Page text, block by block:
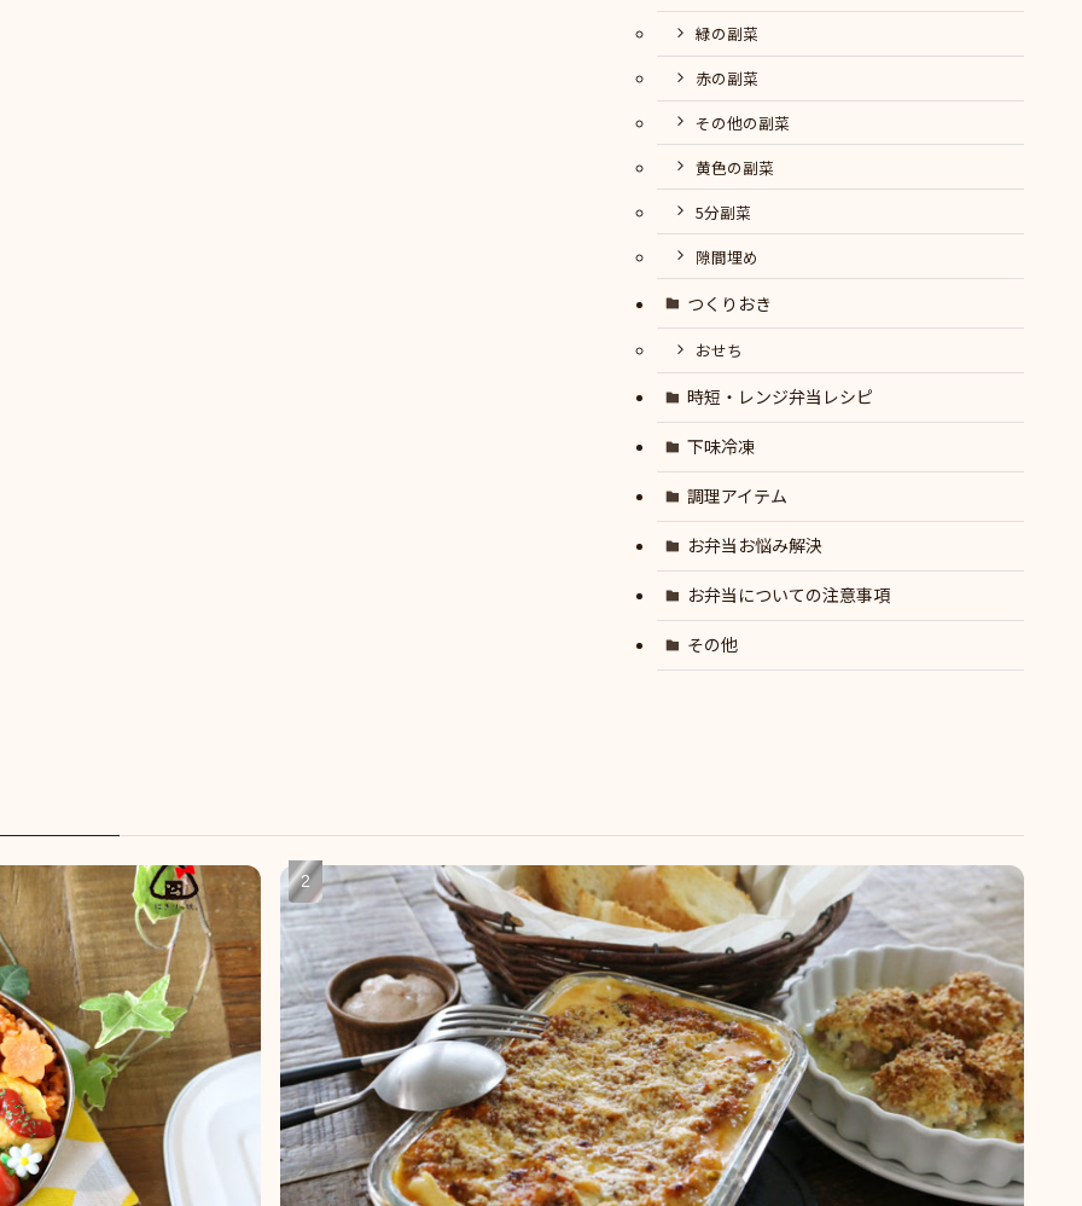
緑の副菜
赤の副菜
その他の副菜
黄色の副菜
5分副菜
隙間埋め
つくりおき
おせち
時短・レンジ弁当レシピ
下味冷凍
調理アイテム
お弁当お悩み解決
お弁当についての注意事項
その他